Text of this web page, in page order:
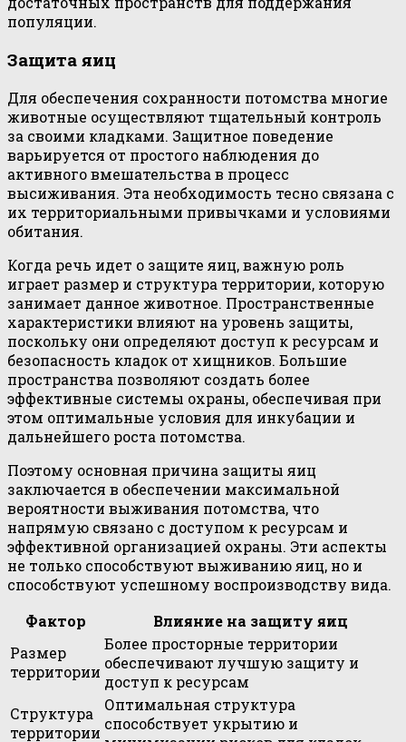
популяции.
Защита яиц
Для обеспечения сохранности потомства многие
животные осуществляют тщательный контроль
за своими кладками. Защитное поведение
варьируется от простого наблюдения до
активного вмешательства в процесс
высиживания. Эта необходимость тесно связана с
их территориальными привычками и условиями
обитания.
Когда речь идет о защите яиц, важную роль
играет размер и структура территории, которую
занимает данное животное. Пространственные
характеристики влияют на уровень защиты,
поскольку они определяют доступ к ресурсам и
безопасность кладок от хищников. Большие
пространства позволяют создать более
эффективные системы охраны, обеспечивая при
этом оптимальные условия для инкубации и
дальнейшего роста потомства.
Поэтому основная причина защиты яиц
заключается в обеспечении максимальной
вероятности выживания потомства, что
напрямую связано с доступом к ресурсам и
эффективной организацией охраны. Эти аспекты
не только способствуют выживанию яиц, но и
способствуют успешному воспроизводству вида.
Фактор
Влияние на защиту яиц
Размер
территории
Более просторные территории
обеспечивают лучшую защиту и
доступ к ресурсам
Структура
территории
Оптимальная структура
способствует укрытию и